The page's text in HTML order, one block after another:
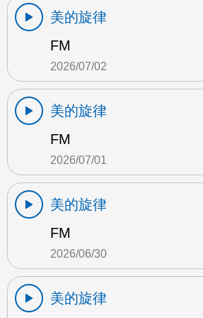
美的旋律
FM
2026/07/02
美的旋律
FM
2026/07/01
美的旋律
FM
2026/06/30
美的旋律